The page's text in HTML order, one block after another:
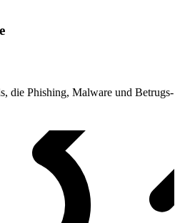
die Phishing, Malware und Betrugs-